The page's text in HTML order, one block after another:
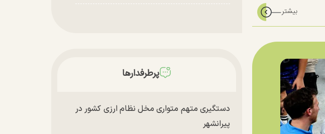
پرطرفدارها
دستگیری متهم متواری مخل نظام ارزی کشور در
پیرانشهر